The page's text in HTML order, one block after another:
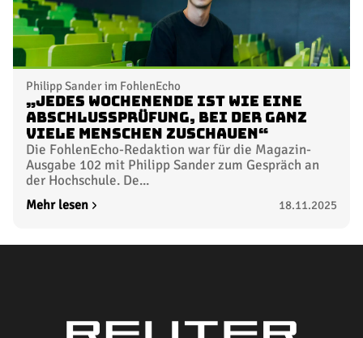
Philipp Sander im FohlenEcho
„Jedes Wochenende ist wie eine
Abschlussprüfung, bei der ganz
viele Menschen zuschauen“
Die FohlenEcho-Redaktion war für die Magazin-
Ausgabe 102 mit Philipp Sander zum Gespräch an
der Hochschule. De...
Mehr lesen 18.11.2025